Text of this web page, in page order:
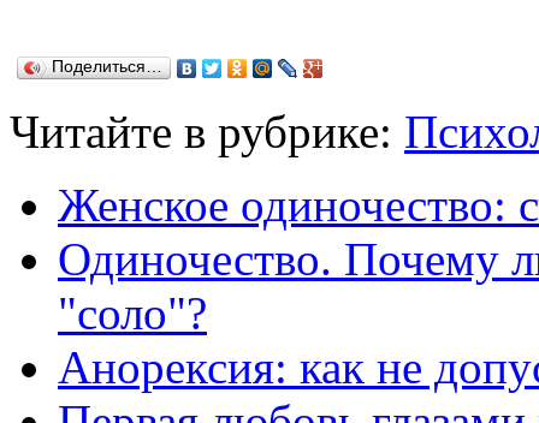
Поделиться…
Читайте в рубрике:
Женское одиночество:
Одиночество. Почему
"соло"?
Анорексия: как не